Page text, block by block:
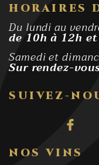
HORAIRES
Du lundi au
de 10h à 12h
Samedi et
Sur rendez-
SUIVEZ-
NOS VINS